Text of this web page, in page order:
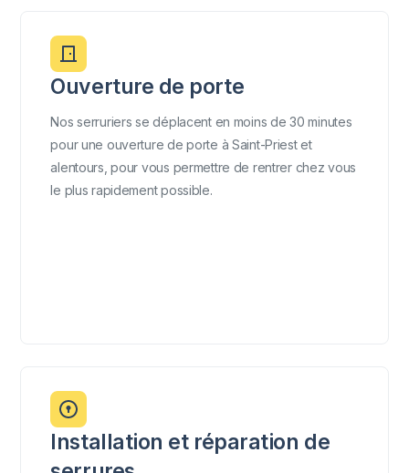
Ouverture de porte
Nos serruriers se déplacent en moins de 30 minutes
pour une ouverture de porte à Saint-Priest et
alentours, pour vous permettre de rentrer chez vous
le plus rapidement possible.
Installation et réparation de